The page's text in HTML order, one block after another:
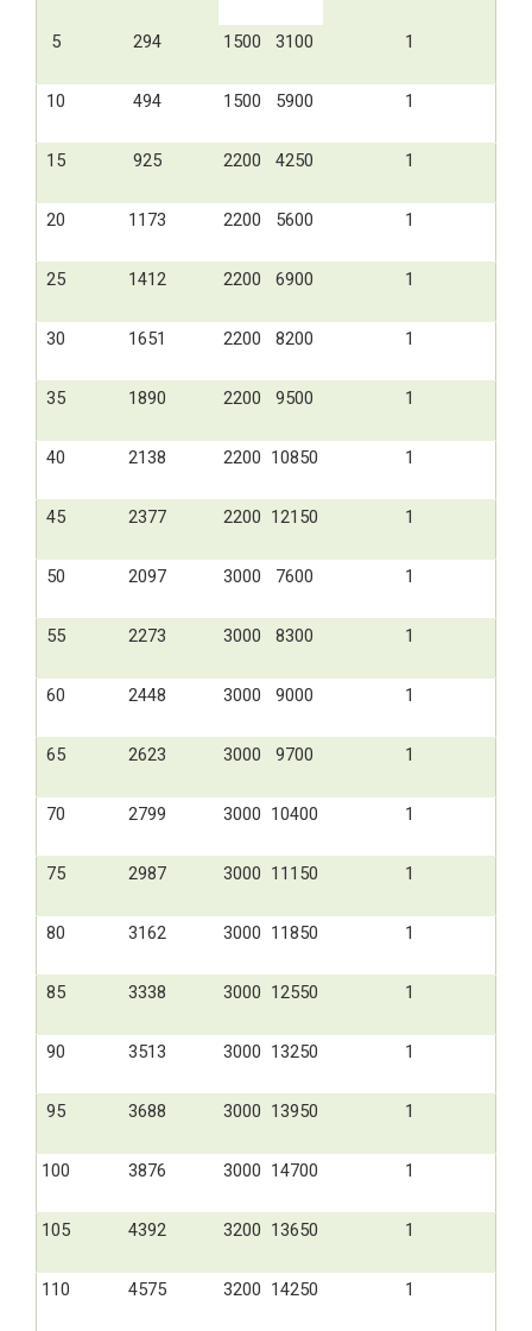
5 294 1500 3100 1
10 494 1500 5900 1
15 925 2200 4250 1
20 1173 2200 5600 1
25 1412 2200 6900 1
30 1651 2200 8200 1
35 1890 2200 9500 1
40 2138 2200 10850 1
45 2377 2200 12150 1
50 2097 3000 7600 1
55 2273 3000 8300 1
60 2448 3000 9000 1
65 2623 3000 9700 1
70 2799 3000 10400 1
75 2987 3000 11150 1
80 3162 3000 11850 1
85 3338 3000 12550 1
90 3513 3000 13250 1
95 3688 3000 13950 1
100 3876 3000 14700 1
105 4392 3200 13650 1
110 4575 3200 14250 1